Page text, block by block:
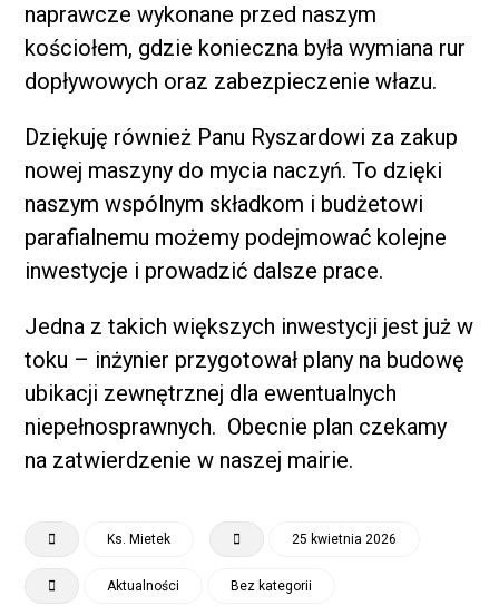
naprawcze wykonane przed naszym
kościołem, gdzie konieczna była wymiana rur
dopływowych oraz zabezpieczenie włazu.
Dziękuję również Panu Ryszardowi za zakup
nowej maszyny do mycia naczyń. To dzięki
naszym wspólnym składkom i budżetowi
parafialnemu możemy podejmować kolejne
inwestycje i prowadzić dalsze prace.
Jedna z takich większych inwestycji jest już w
toku – inżynier przygotował plany na budowę
ubikacji zewnętrznej dla ewentualnych
niepełnosprawnych. Obecnie plan czekamy
na zatwierdzenie w naszej mairie.
Ks. Mietek 25 kwietnia 2026
Aktualności Bez kategorii